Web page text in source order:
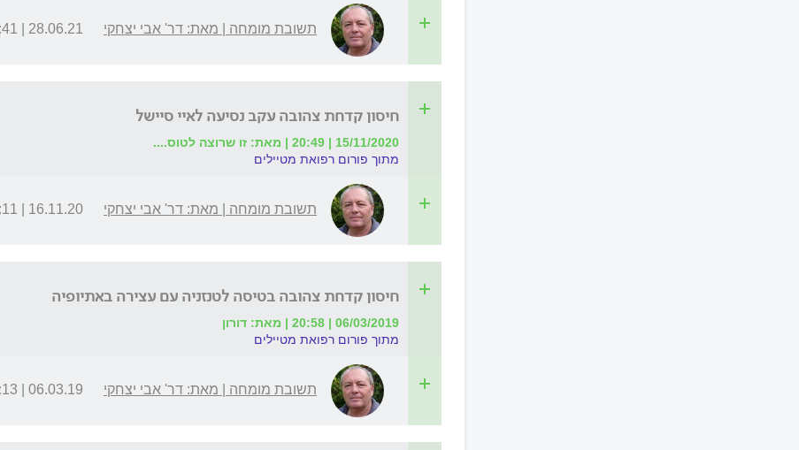
תשובת מומחה | מאת: דר' אבי יצחקי 28.06.21 | 11:41
חיסון קדחת צהובה עקב נסיעה לאיי סיישל
15/11/2020 | 20:49 | מאת: זו שרוצה לטוס....
מתוך פורום רפואת מטיילים
תשובת מומחה | מאת: דר' אבי יצחקי 16.11.20 | 06:11
חיסון קדחת צהובה בטיסה לטנזניה עם עצירה באתיופיה
06/03/2019 | 20:58 | מאת: דורון
מתוך פורום רפואת מטיילים
תשובת מומחה | מאת: דר' אבי יצחקי 06.03.19 | 23:13